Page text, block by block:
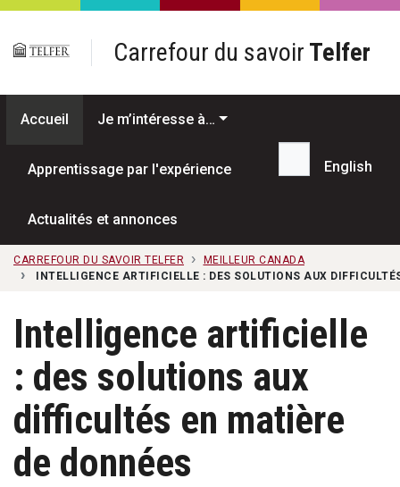
Passer au contenu principal
Carrefour du savoir Telfer
Accueil Je m’intéresse à…
Apprentissage par l'expérience
Actualités et annonces
Recherche...
English
CARREFOUR DU SAVOIR TELFER
MEILLEUR CANADA
INTELLIGENCE ARTIFICIELLE : DES SOLUTIONS AUX
Intelligence artificielle
: des solutions aux
difficultés en matière
de données